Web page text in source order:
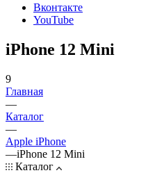
Вконтакте
YouTube
iPhone 12 Mini
9
Главная
—
Каталог
—
Apple iPhone
—iPhone 12 Mini
Каталог